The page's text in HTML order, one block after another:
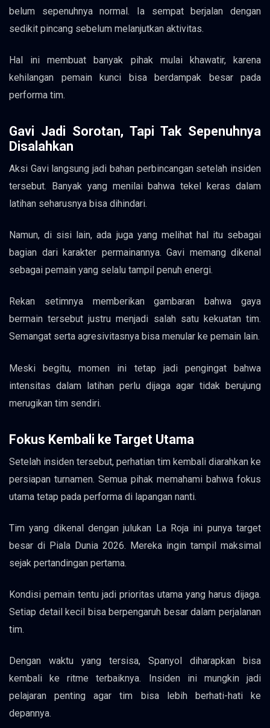
belum sepenuhnya normal. Ia sempat berjalan dengan
sedikit pincang sebelum melanjutkan aktivitas.
Hal ini membuat banyak pihak mulai khawatir, karena
kehilangan pemain kunci bisa berdampak besar pada
performa tim.
Gavi Jadi Sorotan, Tapi Tak Sepenuhnya
Disalahkan
Aksi Gavi langsung jadi bahan perbincangan setelah insiden
tersebut. Banyak yang menilai bahwa tekel keras dalam
latihan seharusnya bisa dihindari.
Namun, di sisi lain, ada juga yang melihat hal itu sebagai
bagian dari karakter permainannya. Gavi memang dikenal
sebagai pemain yang selalu tampil penuh energi.
Rekan setimnya memberikan gambaran bahwa gaya
bermain tersebut justru menjadi salah satu kekuatan tim.
Semangat serta agresivitasnya bisa menular ke pemain lain.
Meski begitu, momen ini tetap jadi pengingat bahwa
intensitas dalam latihan perlu dijaga agar tidak berujung
merugikan tim sendiri.
Fokus Kembali ke Target Utama
Setelah insiden tersebut, perhatian tim kembali diarahkan ke
persiapan turnamen. Semua pihak memahami bahwa fokus
utama tetap pada performa di lapangan nanti.
Tim yang dikenal dengan julukan La Roja ini punya target
besar di Piala Dunia 2026. Mereka ingin tampil maksimal
sejak pertandingan pertama.
Kondisi pemain tentu jadi prioritas utama yang harus dijaga.
Setiap detail kecil bisa berpengaruh besar dalam perjalanan
tim.
Dengan waktu yang tersisa, Spanyol diharapkan bisa
kembali ke ritme terbaiknya. Insiden ini mungkin jadi
pelajaran penting agar tim bisa lebih berhati-hati ke
depannya.